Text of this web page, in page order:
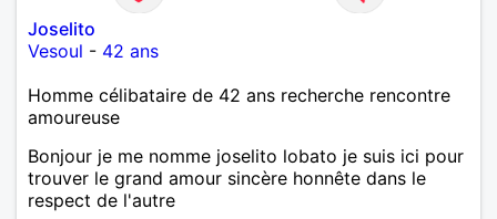
Joselito
Vesoul - 42 ans
Homme célibataire de 42 ans recherche rencontre
amoureuse
Bonjour je me nomme joselito lobato je suis ici pour
trouver le grand amour sincère honnête dans le
respect de l'autre